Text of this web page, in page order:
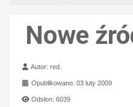
Nowe
Szczegóły
Autor:red.
Opublikowano: 03 luty 2009
Odsłon: 6039